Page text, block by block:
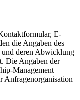
E-
die Angaben des
deren Abwicklung
Die Angaben der
Management
Anfragenorganisation